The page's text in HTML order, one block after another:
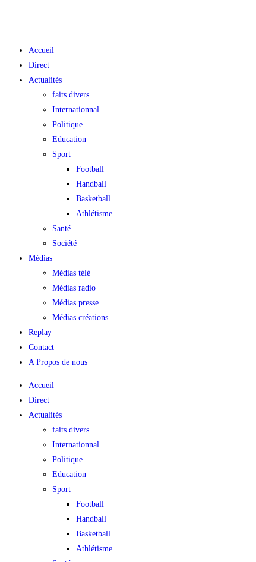
Accueil
Direct
Actualités
faits divers
Internationnal
Politique
Education
Sport
Football
Handball
Basketball
Athlétisme
Santé
Société
Médias
Médias télé
Médias radio
Médias presse
Médias créations
Replay
Contact
A Propos de nous
Accueil
Direct
Actualités
faits divers
Internationnal
Politique
Education
Sport
Football
Handball
Basketball
Athlétisme